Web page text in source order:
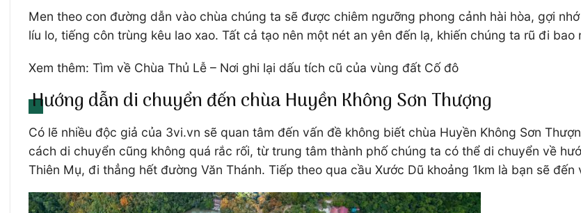
Men theo con đường dẫn vào chùa chúng ta sẽ được chiêm ngưỡng phong cảnh hài hòa, gợi
líu lo, tiếng côn trùng kêu lao xao. Tất cả tạo nên một nét an yên đến lạ, khiến chúng ta rũ đi
Xem thêm: Tìm về Chùa Thủ Lễ – Nơi ghi lại dấu tích cũ của vùng đất Cố đô
Hướng dẫn di chuyển đến chùa Huyền Không Sơn Thượng
Có lẽ nhiều độc giả của 3vi.vn sẽ quan tâm đến vấn đề không biết chùa Huyền Không Sơn
cách di chuyển cũng không quá rắc rối, từ trung tâm thành phố chúng ta có thể di chuyển về
Thiên Mụ, đi thẳng hết đường Văn Thánh. Tiếp theo qua cầu Xước Dũ khoảng 1km là bạn sẽ